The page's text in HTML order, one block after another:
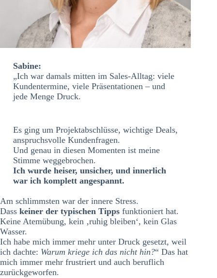
Sabine:
„Ich war damals mitten im Sales-Alltag: viele
Kundentermine, viele Präsentationen – und
jede Menge Druck.
Es ging um Projektabschlüsse, wichtige Deals,
anspruchsvolle Kundenfragen.
Und genau in diesen Momenten ist meine
Stimme weggebrochen.
Ich wurde heiser, unsicher, und innerlich
war ich komplett angespannt.
Am schlimmsten war der innere Stress.
Dass keiner der typischen Tipps funktioniert hat.
Keine Atemübung, kein ‚ruhig bleiben‘, kein Glas
Wasser.
Ich habe mich immer mehr unter Druck gesetzt, weil
ich dachte: Warum kriege ich das nicht hin?“ Das hat
mich immer mehr frustriert und auch beruflich
zurückgeworfen.